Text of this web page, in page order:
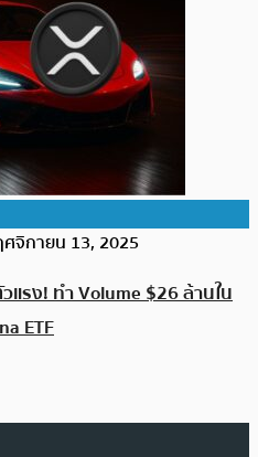
จิกายน 13, 2025
แรง! ทำ Volume $26 ล้านใน
ETF